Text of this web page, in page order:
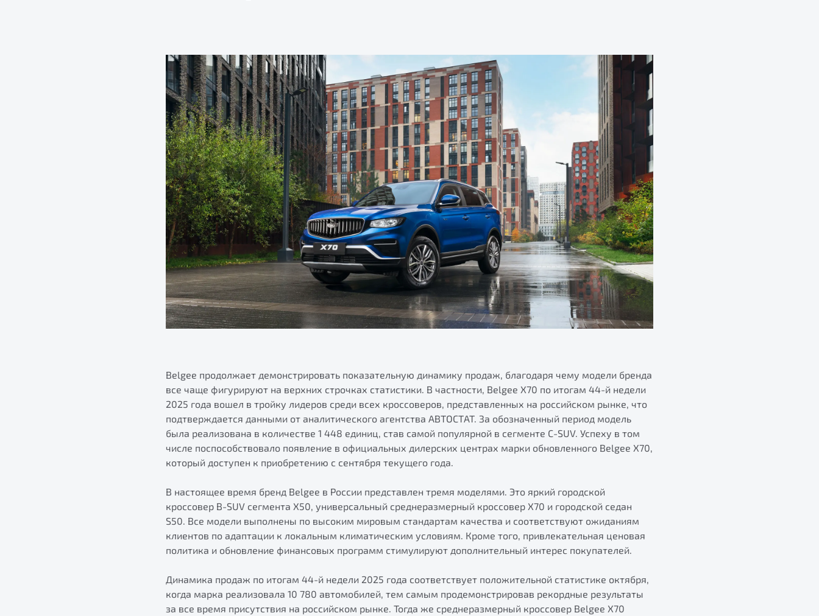
Belgee продолжает демонстрировать показательную динамику продаж, благодаря чему модели бренда
все чаще фигурируют на верхних строчках статистики. В частности, Belgee X70 по итогам 44-й недели
2025 года вошел в тройку лидеров среди всех кроссоверов, представленных на российском рынке, что
подтверждается данными от аналитического агентства АВТОСТАТ. За обозначенный период модель
была реализована в количестве 1 448 единиц, став самой популярной в сегменте C-SUV. Успеху в том
числе поспособствовало появление в официальных дилерских центрах марки обновленного Belgee X70,
который доступен к приобретению с сентября текущего года.
В настоящее время бренд Belgee в России представлен тремя моделями. Это яркий городской
кроссовер B-SUV сегмента X50, универсальный среднеразмерный кроссовер X70 и городской седан
S50. Все модели выполнены по высоким мировым стандартам качества и соответствуют ожиданиям
клиентов по адаптации к локальным климатическим условиям. Кроме того, привлекательная ценовая
политика и обновление финансовых программ стимулируют дополнительный интерес покупателей.
Динамика продаж по итогам 44-й недели 2025 года соответствует положительной статистике октября,
когда марка реализовала 10 780 автомобилей, тем самым продемонстрировав рекордные результаты
за все время присутствия на российском рынке. Тогда же среднеразмерный кроссовер Belgee Х70